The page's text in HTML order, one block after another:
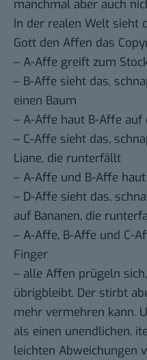
manchmal aber auch
In der realen Welt sieht
Gott den Affen das
– A-Affe greift zum
– B-Affe sieht das,
einen Baum
– A-Affe haut B-Affe auf
– C-Affe sieht das,
Liane, die runterfällt
– A-Affe und B-Affe
– D-Affe sieht das,
auf Bananen, die
– A-Affe, B-Affe und C-
Finger
– alle Affen prügeln
übrigbleibt. Der stirbt
mehr vermehren kann.
als einen unendlichen,
leichten Abweichungen